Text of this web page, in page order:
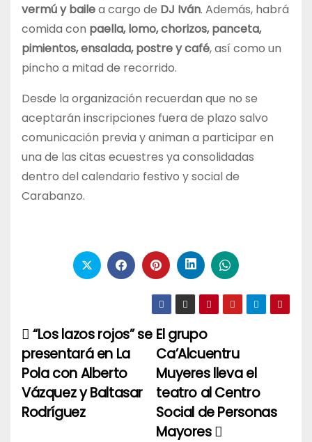
vermú y bailea cargo de DJ Iván. Además, habrá
comida con paella, lomo, chorizos, panceta,
pimientos, ensalada, postre y café, así como un
pincho a mitad de recorrido.
Desde la organización recuerdan que no se
aceptarán inscripciones fuera de plazo salvo
comunicación previa y animan a participar en
una de las citas ecuestres ya consolidadas
dentro del calendario festivo y social de
Carabanzo.
Navegación
de
entradas
El grupo
Ca’Alcuentru
Muyeres lleva el
teatro al Centro
Social de Personas
Mayores
“Los lazos rojos” se
presentará en La
Pola con Alberto
Vázquez y Baltasar
Rodríguez